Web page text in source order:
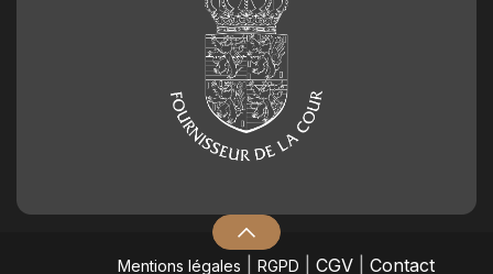
Mentions légales RGPD CGV| Contact